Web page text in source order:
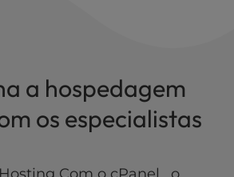
a hospedagem
os especialistas